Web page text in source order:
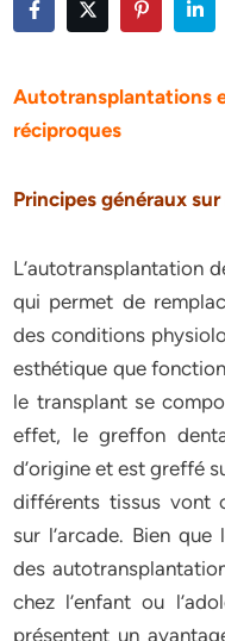
Autotransplantations
réciproques
Principes généraux
L’autotransplantation
qui permet de
des conditions
esthétique que
le transplant se
effet, le greffon
d’origine et est greffé
différents tissus vont
sur l’arcade. Bien
des
chez l’enfant ou
présentent un